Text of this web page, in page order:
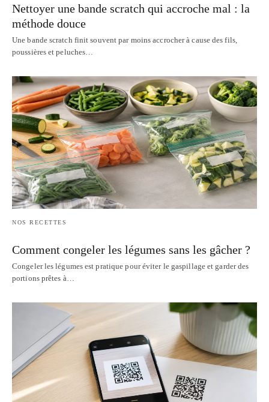
Nettoyer une bande scratch qui accroche mal : la
méthode douce
Une bande scratch finit souvent par moins accrocher à cause des fils,
poussières et peluches…
NOS RECETTES
Comment congeler les légumes sans les gâcher ?
Congeler les légumes est pratique pour éviter le gaspillage et garder des
portions prêtes à…